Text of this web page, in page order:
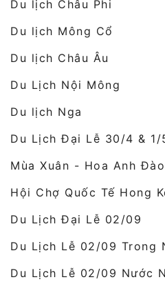
Du lịch Châu Phi
Du lịch Mông Cổ
Du lịch Châu Âu
Du Lịch Nội Mông
Du lịch Nga
Du Lịch Đại Lễ 30/4 & 1/
Mùa Xuân - Hoa Anh Đào
Hội Chợ Quốc Tế Hong
Du Lịch Đại Lễ 02/09
Du Lịch Lễ 02/09 Trong
Du Lịch Lễ 02/09 Nước